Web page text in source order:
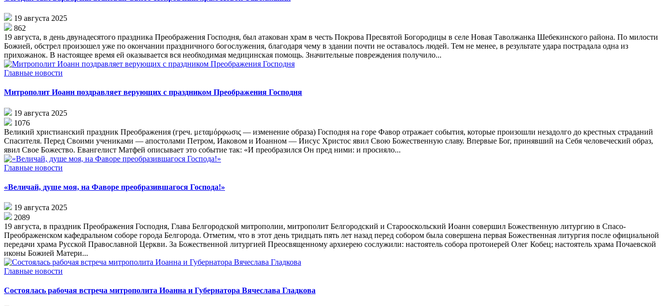
19 августа 2025
862
19 августа, в день двунадесятого праздника Преображения Господня, был атакован храм в честь Покрова Пресвятой Богородицы в селе Новая Таволжанка Шебекинского района. По милости
Божией, обстрел произошел уже по окончании праздничного богослужения, благодаря чему в здании почти не оставалось людей. Тем не менее, в результате удара пострадала одна из
прихожанок. В настоящее время ей оказывается вся необходимая медицинская помощь. Значительные повреждения получило...
Главные новости
Митрополит Иоанн поздравляет верующих с праздником Преображения Господня
19 августа 2025
1076
Великий христианский праздник Преображения (греч. μεταμόρφωσις — изменение образа) Господня на горе Фавор отражает события, которые произошли незадолго до крестных страданий
Спасителя. Перед Своими учениками — апостолами Петром, Иаковом и Иоанном — Иисус Христос явил Свою Божественную славу. Впервые Бог, принявший на Себя человеческий образ,
явил Свое Божество. Евангелист Матфей описывает это событие так: «И преобразился Он пред ними: и просияло...
Главные новости
«Величай, душе моя, на Фаворе преобразившагося Господа!»
19 августа 2025
2089
19 августа, в праздник Преображения Господня, Глава Белгородской митрополии, митрополит Белгородский и Старооскольский Иоанн совершил Божественную литургию в Спасо-
Преображенском кафедральном соборе города Белгорода. Отметим, что в этот день тридцать пять лет назад перед собором была совершена первая Божественная литургия после официальной
передачи храма Русской Православной Церкви. За Божественной литургией Преосвященному архиерею сослужили: настоятель собора протоиерей Олег Кобец; настоятель храма Почаевской
иконы Божией Матери...
Главные новости
Состоялась рабочая встреча митрополита Иоанна и Губернатора Вячеслава Гладкова